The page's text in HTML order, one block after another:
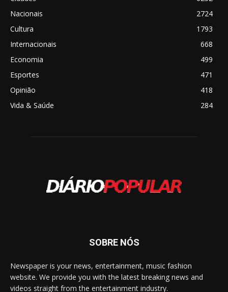
Nacionais
2724
Cultura
1793
Internacionais
668
Economia
499
Esportes
471
Opinião
418
Vida & Saúde
284
SOBRE NÓS
Newspaper is your news, entertainment, music fashion
website. We provide you with the latest breaking news and
videos straight from the entertainment industry.